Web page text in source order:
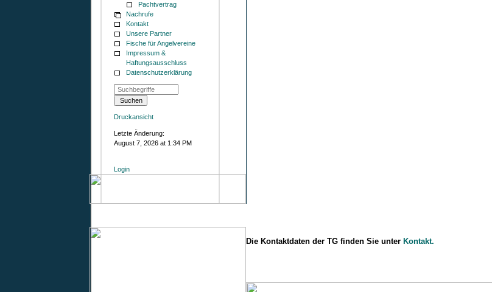
Pachtvertrag
Nachrufe
Kontakt
Unsere Partner
Fische für Angelvereine
Impressum &
Haftungsausschluss
Datenschutzerklärung
Druckansicht
Letzte Änderung:
August 7, 2026 at 1:34 PM
Login
Die Kontaktdaten der TG finden Sie unter Kontakt.